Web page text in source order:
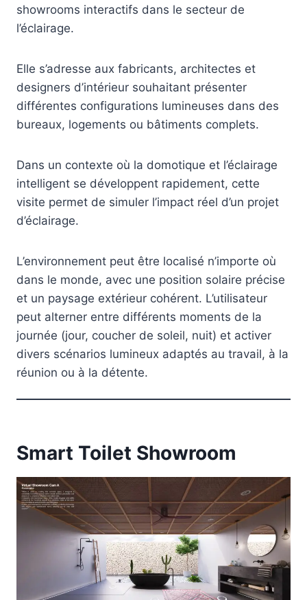
showrooms interactifs dans le secteur de
l’éclairage.
Elle s’adresse aux fabricants, architectes et
designers d’intérieur souhaitant présenter
différentes configurations lumineuses dans des
bureaux, logements ou bâtiments complets.
Dans un contexte où la domotique et l’éclairage
intelligent se développent rapidement, cette
visite permet de simuler l’impact réel d’un projet
d’éclairage.
L’environnement peut être localisé n’importe où
dans le monde, avec une position solaire précise
et un paysage extérieur cohérent. L’utilisateur
peut alterner entre différents moments de la
journée (jour, coucher de soleil, nuit) et activer
divers scénarios lumineux adaptés au travail, à la
réunion ou à la détente.
Smart Toilet Showroom